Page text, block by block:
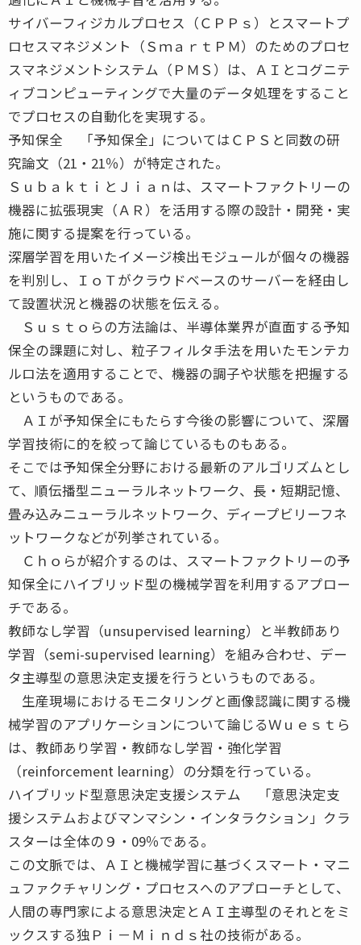
サイバーフィジカルプロセス（ＣＰＰｓ）とスマートプ
ロセスマネジメント（ＳｍａｒｔＰＭ）のためのプロセ
スマネジメントシステム（ＰＭＳ）は、ＡＩとコグニテ
ィブコンピューティングで大量のデータ処理をすること
でプロセスの自動化を実現する。
予知保全 「予知保全」についてはＣＰＳと同数の研
究論文（21・21％）が特定された。
ＳｕｂａｋｔｉとＪｉａｎは、スマートファクトリーの
機器に拡張現実（ＡＲ）を活用する際の設計・開発・実
施に関する提案を行っている。
深層学習を用いたイメージ検出モジュールが個々の機器
を判別し、ＩｏＴがクラウドベースのサーバーを経由し
て設置状況と機器の状態を伝える。
Ｓｕｓｔｏらの方法論は、半導体業界が直面する予知
保全の課題に対し、粒子フィルタ手法を用いたモンテカ
ルロ法を適用することで、機器の調子や状態を把握する
というものである。
ＡＩが予知保全にもたらす今後の影響について、深層
学習技術に的を絞って論じているものもある。
そこでは予知保全分野における最新のアルゴリズムとし
て、順伝播型ニューラルネットワーク、長・短期記憶、
畳み込みニューラルネットワーク、ディープビリーフネ
ットワークなどが列挙されている。
Ｃｈｏらが紹介するのは、スマートファクトリーの予
知保全にハイブリッド型の機械学習を利用するアプロー
チである。
教師なし学習（unsupervised learning）と半教師あり
学習（semi-supervised learning）を組み合わせ、デー
タ主導型の意思決定支援を行うというものである。
生産現場におけるモニタリングと画像認識に関する機
械学習のアプリケーションについて論じるＷｕｅｓｔら
は、教師あり学習・教師なし学習・強化学習
（reinforcement learning）の分類を行っている。
ハイブリッド型意思決定支援システム 「意思決定支
援システムおよびマンマシン・インタラクション」クラ
スターは全体の９・09％である。
この文脈では、ＡＩと機械学習に基づくスマート・マニ
ュファクチャリング・プロセスへのアプローチとして、
人間の専門家による意思決定とＡＩ主導型のそれとをミ
ックスする独Ｐｉ－Ｍｉｎｄｓ社の技術がある。